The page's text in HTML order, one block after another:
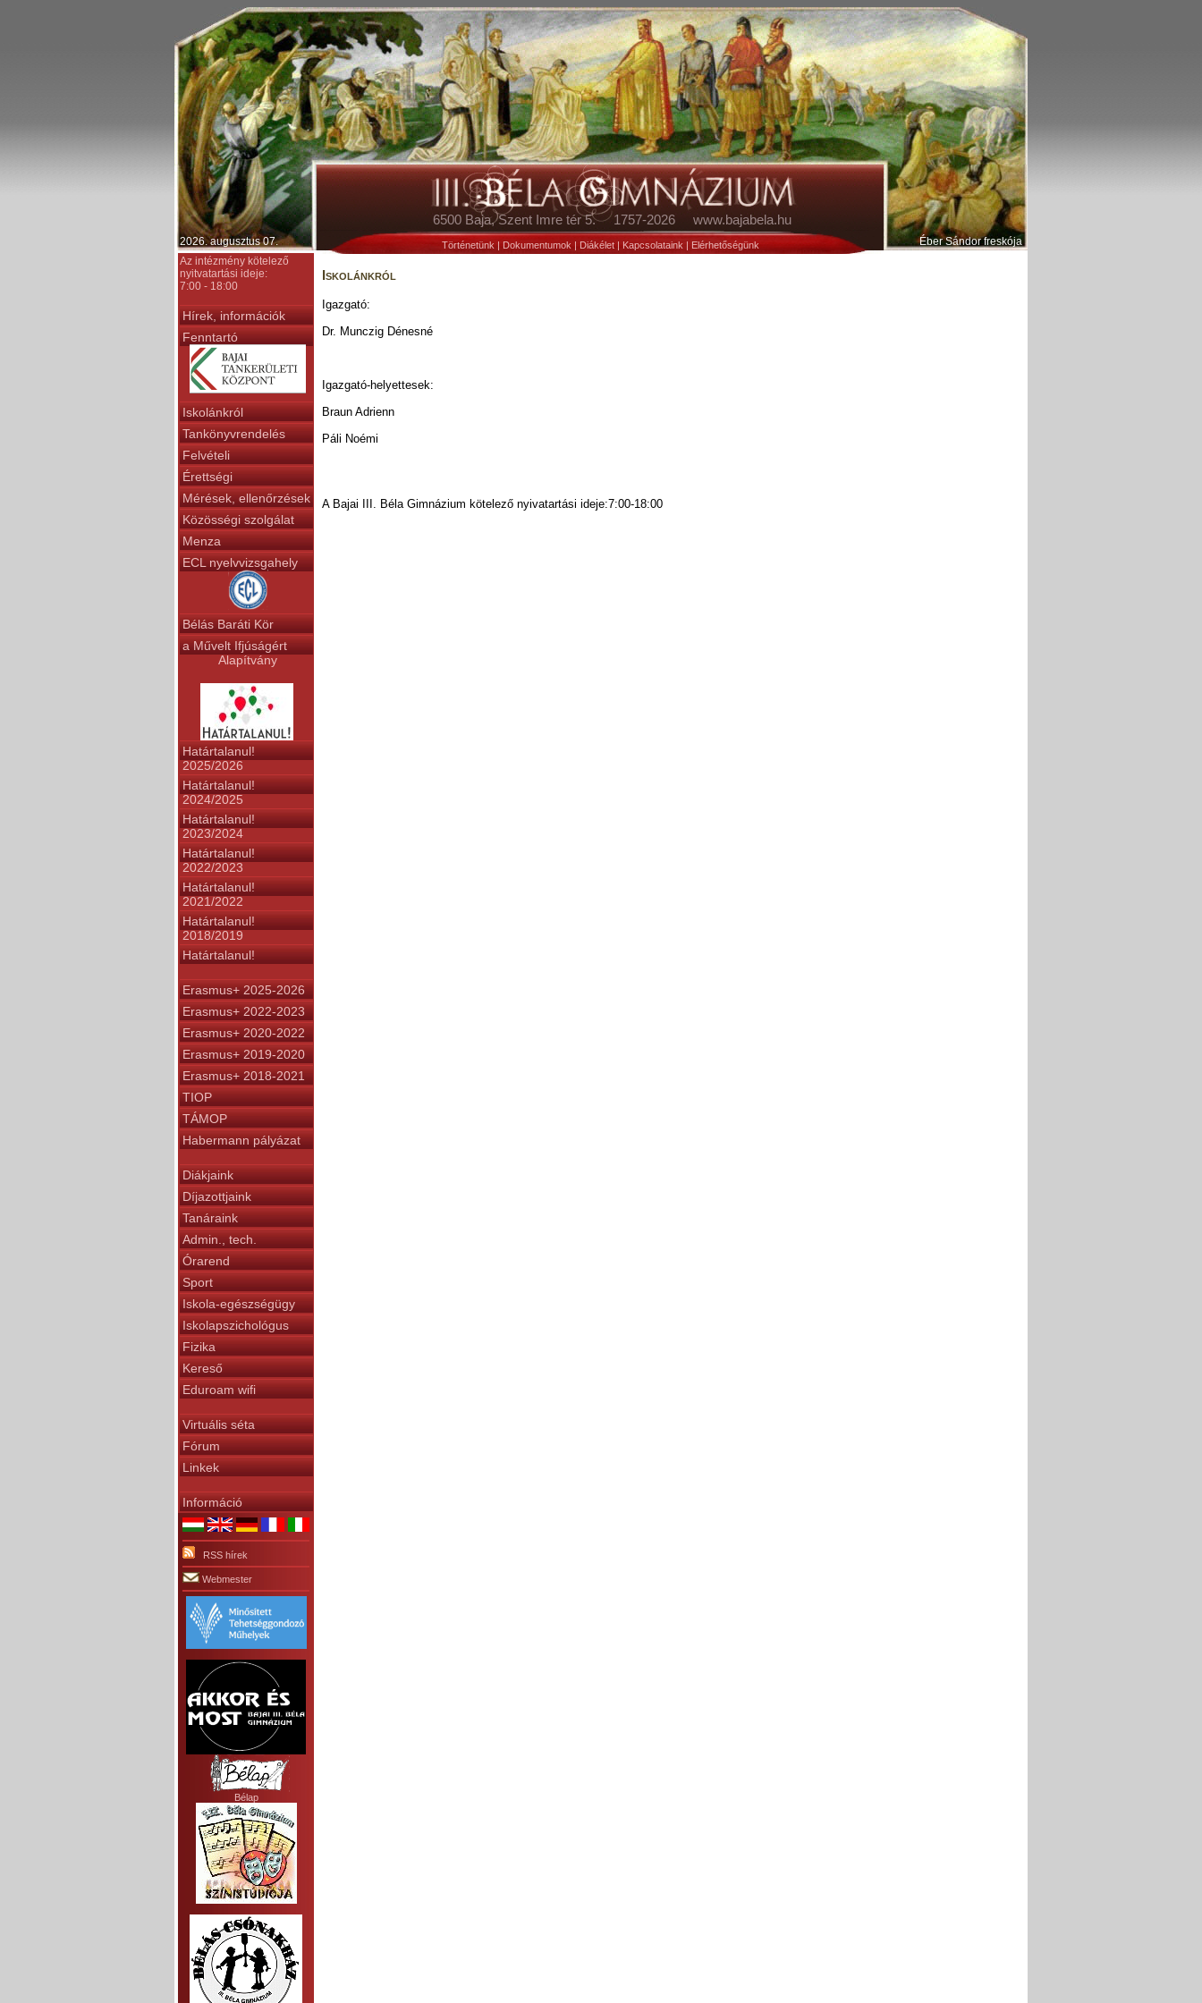
2026. augusztus 07.
6500 Baja, Szent Imre tér 5. 1757-2026 www.bajabela.hu
Éber Sándor freskója
Történetünk | Dokumentumok | Diákélet | Kapcsolataink | Elérhetőségünk
Az intézmény kötelező
nyitvatartási ideje:
7:00 - 18:00
Hírek, információk
Fenntartó
Iskolánkról
Tankönyvrendelés
Felvételi
Érettségi
Mérések, ellenőrzések
Közösségi szolgálat
Menza
ECL nyelvvizsgahely
Bélás Baráti Kör
a Művelt Ifjúságért
Alapítvány
Határtalanul!
2025/2026
Határtalanul!
2024/2025
Határtalanul!
2023/2024
Határtalanul!
2022/2023
Határtalanul!
2021/2022
Határtalanul!
2018/2019
Határtalanul!
Erasmus+ 2025-2026
Erasmus+ 2022-2023
Erasmus+ 2020-2022
Erasmus+ 2019-2020
Erasmus+ 2018-2021
TIOP
TÁMOP
Habermann pályázat
Diákjaink
Díjazottjaink
Tanáraink
Admin., tech.
Órarend
Sport
Iskola-egészségügy
Iskolapszichológus
Fizika
Kereső
Eduroam wifi
Virtuális séta
Fórum
Linkek
Információ
RSS hírek
Webmester
Bélap
Iskolánkról
Igazgató:
Dr. Munczig Dénesné
Igazgató-helyettesek:
Braun Adrienn
Páli Noémi
A Bajai III. Béla Gimnázium kötelező nyivatartási ideje:7:00-18:00